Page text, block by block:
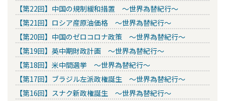
【第22回】中国の規制緩和措置 ～世界為替紀行～
【第21回】ロシア産原油価格 ～世界為替紀行～
【第20回】中国のゼロコロナ政策 ～世界為替紀行～
【第19回】英中期財政計画 ～世界為替紀行～
【第18回】米中間選挙 ～世界為替紀行～
【第17回】ブラジル左派政権誕生 ～世界為替紀行～
【第16回】スナク新政権誕生 ～世界為替紀行～